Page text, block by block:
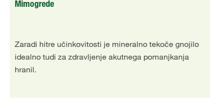
Mimogrede
Zaradi hitre učinkovitosti je mineralno tekoče gnojilo
idealno tudi za zdravljenje akutnega pomanjkanja
hranil.